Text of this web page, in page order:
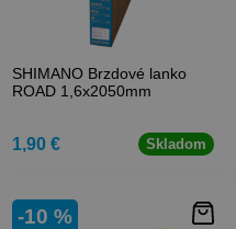
SHIMANO Brzdové lanko
ROAD 1,6x2050mm
1,90 € Skladom
-10 %